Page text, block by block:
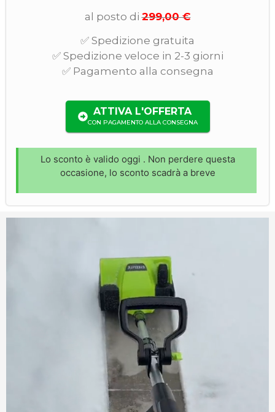
al posto di299,00 €
✅ Spedizione gratuita
✅ Spedizione veloce in 2-3 giorni
✅ Pagamento alla consegna
ATTIVA L'OFFERTA
CON PAGAMENTO ALLA CONSEGNA
Lo sconto è valido oggi . Non perdere questa
occasione, lo sconto scadrà a breve